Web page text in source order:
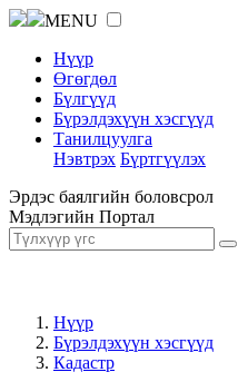
MENU
Нүүр
Өгөгдөл
Бүлгүүд
Бүрэлдэхүүн хэсгүүд
Танилцуулга
Нэвтрэх Бүртгүүлэх
Эрдэс баялгийн боловсрол
Мэдлэгийн Портал
Нүүр
Бүрэлдэхүүн хэсгүүд
Кадастр